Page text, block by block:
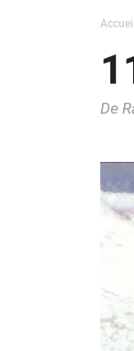
Accueil
De